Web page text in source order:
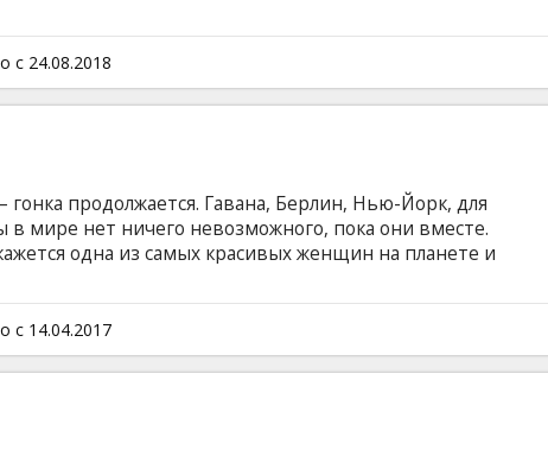
Джонас Тэйлор (Джейсон Стэйтем). Вскоре
пришлось столкнуться с монстром какое-то
на английском языке с субтитрами на латышском и
с 24.08.2018
продолжается. Гавана, Берлин, Нью-Йорк, для
в мире нет ничего невозможного, пока они вместе.
одна из самых красивых женщин на планете и
английском языке с субтитрами на латышском и
с 14.04.2017